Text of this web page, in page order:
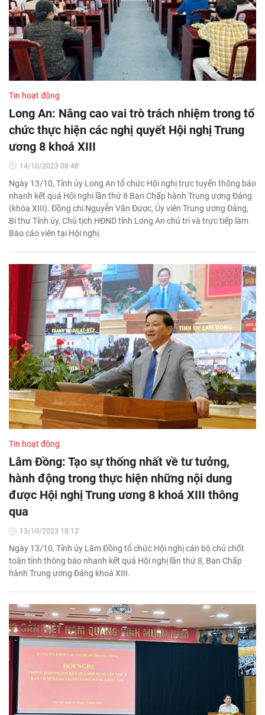
Tin hoạt động
Long An: Nâng cao vai trò trách nhiệm trong tổ
chức thực hiện các nghị quyết Hội nghị Trung
ương 8 khoá XIII
14/10/2023 08:48'
Ngày 13/10, Tỉnh ủy Long An tổ chức Hội nghị trực tuyến thông báo
nhanh kết quả Hội nghị lần thứ 8 Ban Chấp hành Trung ương Đảng
(khóa XIII). Đồng chí Nguyễn Văn Được, Ủy viên Trung ương Đảng,
Bí thư Tỉnh ủy, Chủ tịch HĐND tỉnh Long An chủ trì và trực tiếp làm
Báo cáo viên tại Hội nghị.
Tin hoạt động
Lâm Đồng: Tạo sự thống nhất về tư tưởng,
hành động trong thực hiện những nội dung
được Hội nghị Trung ương 8 khoá XIII thông
qua
13/10/2023 18:12'
Ngày 13/10, Tỉnh ủy Lâm Đồng tổ chức Hội nghị cán bộ chủ chốt
toàn tỉnh thông báo nhanh kết quả Hội nghị lần thứ 8, Ban Chấp
hành Trung ương Đảng khoá XIII.